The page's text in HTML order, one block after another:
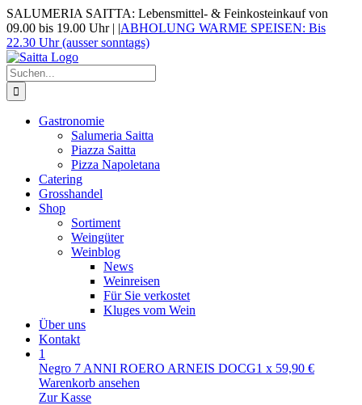
Zum
Inhalt
springen
SALUMERIA SAITTA: Lebensmittel- & Feinkosteinkauf von
09.00 bis 19.00 Uhr | |ABHOLUNG WARME SPEISEN: Bis
22.30 Uhr (ausser sonntags)
Suche
nach:
Gastronomie
Salumeria Saitta
Piazza Saitta
Pizza Napoletana
Catering
Grosshandel
Shop
Sortiment
Weingüter
Weinblog
News
Weinreisen
Für Sie verkostet
Kluges vom Wein
Über uns
Kontakt
1
Negro 7 ANNI ROERO ARNEIS DOCG1 x 59,90 €
Warenkorb ansehen
Zur Kasse